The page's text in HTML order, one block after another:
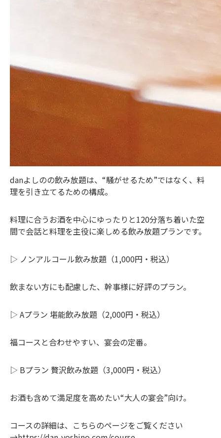
danよしのの飲み放題は、“騒がせるため”ではなく、料
理を引き立てるための構成。
料理に合うお酒を中心にゆったりと120分落ち着いた空
間で会話と料理を主役に楽しめる飲み放題プランです。
▷ ノンアルコール飲み放題（1,000円・税込）
飲まない方にも配慮した、幹事様に好評のプラン。
▷ Aプラン 堪能飲み放題（2,000円・税込）
福コースと合わせやすい、宴会の定番。
▷ Bプラン 贅沢飲み放題（3,000円・税込）
お酒も含めて満足度を高めたい“大人の宴会”向け。
コースの詳細は、こちらのページをご覧ください